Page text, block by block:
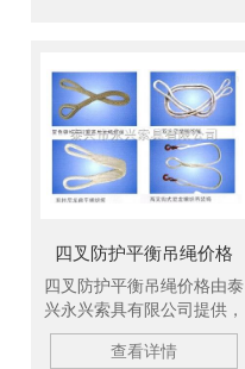
四叉防护平衡吊绳价格
四叉防护平衡吊绳价格由泰
兴永兴索具有限公司提供，
本公司定制卷板吊钩，吊
带，钢丝绳，美国杜邦丝引
查看详情